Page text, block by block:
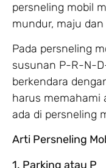
persneling mobil
mundur, maju dan
Pada persneling
susunan P-R-N-
berkendara
harus memahami
ada di persneling
Arti Persneling
1. Parking atau P